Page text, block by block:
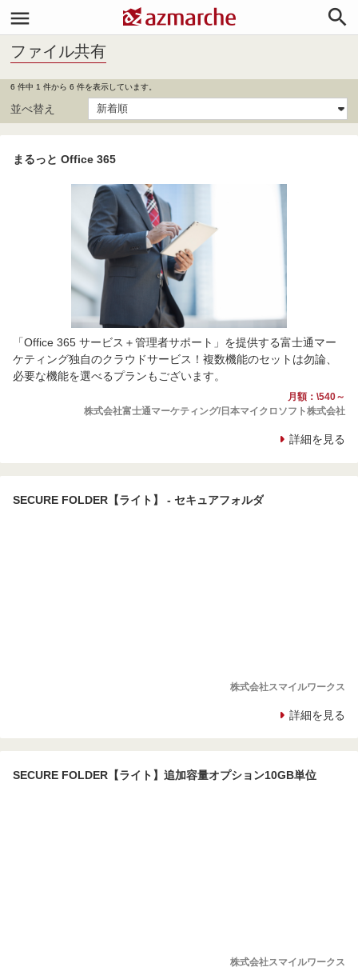


ファイル共有
6 件中 1 件から 6 件を表示しています。
並べ替え
まるっと Office 365
「Office 365 サービス＋管理者サポート」を提供する富士通マー
ケティング独自のクラウドサービス！複数機能のセットは勿論、
必要な機能を選べるプランもございます。
月額：\540～
株式会社富士通マーケティング/日本マイクロソフト株式会社
詳細を見る
SECURE FOLDER【ライト】 - セキュアフォルダ
株式会社スマイルワークス
詳細を見る
SECURE FOLDER【ライト】追加容量オプション10GB単位
株式会社スマイルワークス